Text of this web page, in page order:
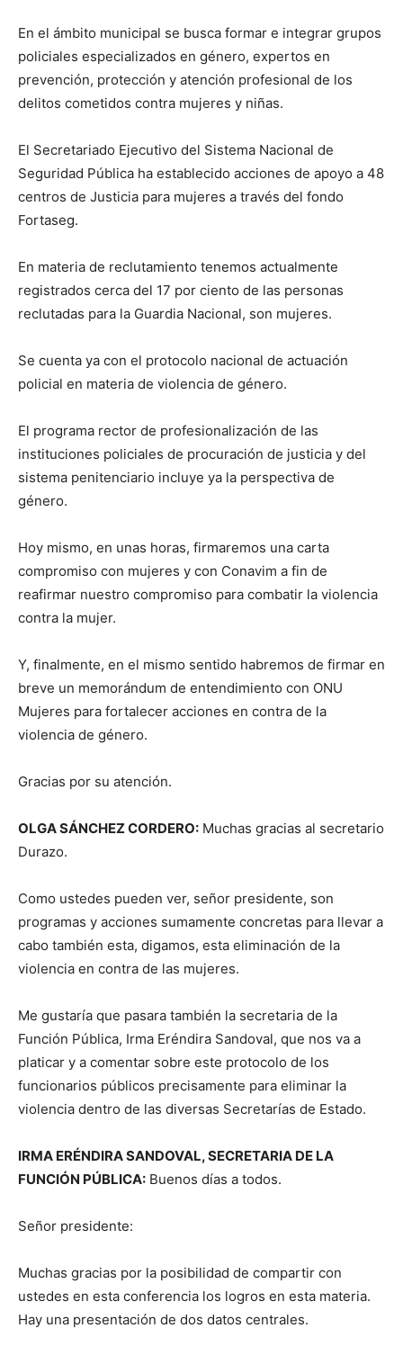
En el ámbito municipal se busca formar e integrar grupos
policiales especializados en género, expertos en
prevención, protección y atención profesional de los
delitos cometidos contra mujeres y niñas.
El Secretariado Ejecutivo del Sistema Nacional de
Seguridad Pública ha establecido acciones de apoyo a 48
centros de Justicia para mujeres a través del fondo
Fortaseg.
En materia de reclutamiento tenemos actualmente
registrados cerca del 17 por ciento de las personas
reclutadas para la Guardia Nacional, son mujeres.
Se cuenta ya con el protocolo nacional de actuación
policial en materia de violencia de género.
El programa rector de profesionalización de las
instituciones policiales de procuración de justicia y del
sistema penitenciario incluye ya la perspectiva de
género.
Hoy mismo, en unas horas, firmaremos una carta
compromiso con mujeres y con Conavim a fin de
reafirmar nuestro compromiso para combatir la violencia
contra la mujer.
Y, finalmente, en el mismo sentido habremos de firmar en
breve un memorándum de entendimiento con ONU
Mujeres para fortalecer acciones en contra de la
violencia de género.
Gracias por su atención.
OLGA SÁNCHEZ CORDERO: Muchas gracias al secretario
Durazo.
Como ustedes pueden ver, señor presidente, son
programas y acciones sumamente concretas para llevar a
cabo también esta, digamos, esta eliminación de la
violencia en contra de las mujeres.
Me gustaría que pasara también la secretaria de la
Función Pública, Irma Eréndira Sandoval, que nos va a
platicar y a comentar sobre este protocolo de los
funcionarios públicos precisamente para eliminar la
violencia dentro de las diversas Secretarías de Estado.
IRMA ERÉNDIRA SANDOVAL, SECRETARIA DE LA
FUNCIÓN PÚBLICA: Buenos días a todos.
Señor presidente:
Muchas gracias por la posibilidad de compartir con
ustedes en esta conferencia los logros en esta materia.
Hay una presentación de dos datos centrales.